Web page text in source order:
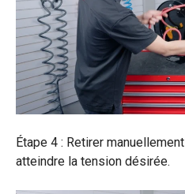
Étape 4 : Retirer
atteindre la tension désirée.